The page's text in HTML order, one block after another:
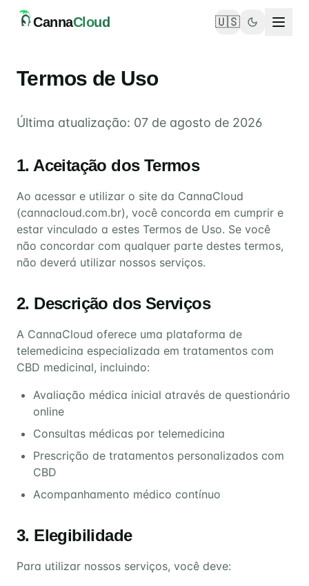
CannaCloud 🇺🇸Toggle language
Termos de Uso
Última atualização: 07 de agosto de 2026
1. Aceitação dos Termos
Ao acessar e utilizar o site da CannaCloud
(cannacloud.com.br), você concorda em cumprir e
estar vinculado a estes Termos de Uso. Se você
não concordar com qualquer parte destes termos,
não deverá utilizar nossos serviços.
2. Descrição dos Serviços
A CannaCloud oferece uma plataforma de
telemedicina especializada em tratamentos com
CBD medicinal, incluindo:
Avaliação médica inicial através de questionário
online
Consultas médicas por telemedicina
Prescrição de tratamentos personalizados com
CBD
Acompanhamento médico contínuo
3. Elegibilidade
Para utilizar nossos serviços, você deve: